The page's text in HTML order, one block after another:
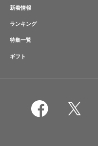
新着情報
ランキング
特集一覧
ギフト